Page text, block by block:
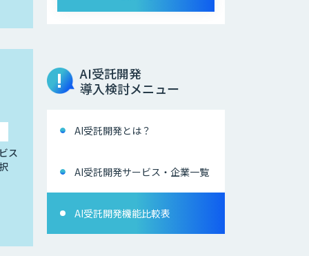
ス
AI受託開発
導入検討メニュー
AI受託開発とは？
AI受託開発サービス・企業一覧
AI受託開発機能比較表